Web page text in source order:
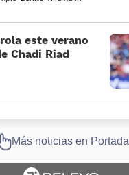
este verano
Chadi Riad
Más noticias en Portada